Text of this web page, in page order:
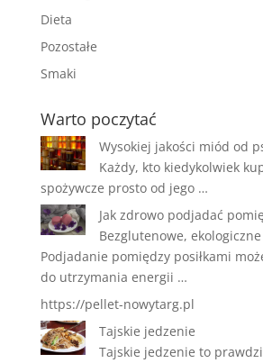
Dieta
Pozostałe
Smaki
Warto poczytać
Wysokiej jakości miód od
Każdy, kto kiedykolwiek
spożywcze prosto od jego …
Jak zdrowo podjadać
Bezglutenowe, ekologiczne
Podjadanie pomiędzy posiłkami
do utrzymania energii …
https://pellet-nowytarg.pl
Tajskie jedzenie
Tajskie jedzenie to